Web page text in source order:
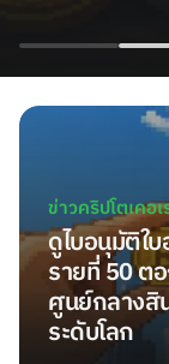
ข่าวคริปโตเคอ
ดูไบอนุมัติใ
รายที่ 50 ต
ศูนย์กลาง
ระดับโลก